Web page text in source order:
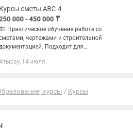
Курсы сметы АВС-4
000 - 450 000 ₸
🏗 Практическое обучение работе со
чертежами и строительной
Подходит для
участков. Без теории
14 июля
курсы Курсы